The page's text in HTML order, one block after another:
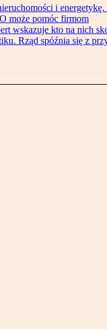
i
może pomóc firmom
wskazuje kto na nich
Rząd spóźnia się z